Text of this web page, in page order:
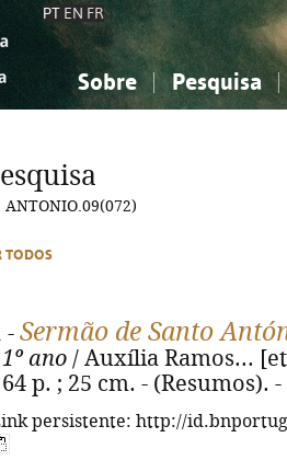
PT EN FR
Sobre Pesquisa
Ciências sociais...
Arte, desporto...
Ciências sociais...
Arte, desporto...
ANTONIO.09(072)
TODOS
- Sermão de Santo
ano / Auxília Ramos...
p. ; 25 cm. - (Resumos).
persistente: http://